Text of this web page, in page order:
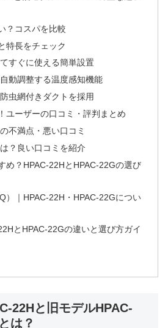
？コスパを比較
特長をチェック
すぐに使える簡単設置
動調整する温度感知機能
虫網付きダクトを採用
ユーザーの口コミ・評判まとめ
不満点・悪い口コミ
？良い口コミを紹介
め？HPAC-22HとHPAC-22Gの選び
）｜HPAC-22H・HPAC-22Gについ
とHPAC-22Gの違いと選び方ガイ
22Hと旧モデルHPAC-
は？